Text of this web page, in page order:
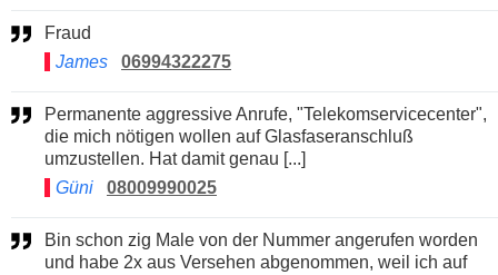
Fraud
James
06994322275
Permanente aggressive Anrufe, "Telekomservicecenter",
die mich nötigen wollen auf Glasfaseranschluß
umzustellen. Hat damit genau [...]
Güni
08009990025
Bin schon zig Male von der Nummer angerufen worden
und habe 2x aus Versehen abgenommen, weil ich auf